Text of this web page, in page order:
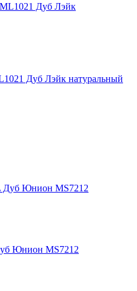
Дуб Лэйк натуральный
Юнион MS7212